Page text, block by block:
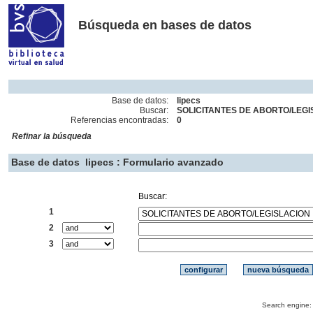
Búsqueda en bases de datos
Base de datos:
lipecs
Buscar:
SOLICITANTES DE ABORTO/
Referencias encontradas:
0
Refinar la búsqueda
Base de datos lipecs : Formulario avanzado
Buscar:
1
2
3
Search engine: